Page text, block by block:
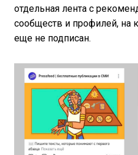
отдельная лента с
сообществ и профилей, на
еще не подписан.